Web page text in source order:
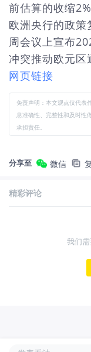
前估算的收缩
欧洲央行的政
周会议上宣布
冲突推动欧元
网页链接
免责声明：本文观点仅代表
息准确性、完整性和及时性
承担责任。
分享至 微信
精彩评论
我们